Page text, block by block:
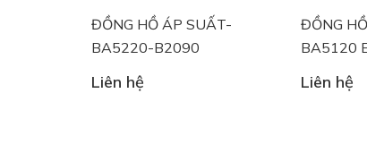
ĐỒNG HỒ ÁP SUẤT-
BA5220-B2090
ĐỒNG HỒ ÁP SUẤT-
BA5120 ECO-A3058